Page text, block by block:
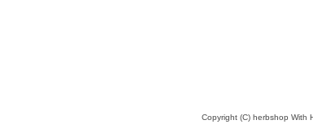
Copyright (C) herbshop With